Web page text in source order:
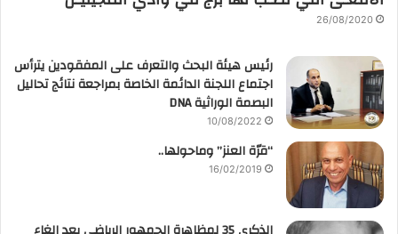
26/08/2020
رئيس هيئة البحث والتعرف على المفقودين يترأس
اجتماع اللجنة الدائمة الخاصة بمراجعة نتائج تحاليل
البصمة الوراثية DNA
10/08/2022
“قرّة العنز” وماحولها..
16/02/2019